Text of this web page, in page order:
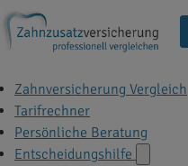
Zahnversicherung Vergleich
Tarifrechner
Persönliche Beratung
Entscheidungshilfe